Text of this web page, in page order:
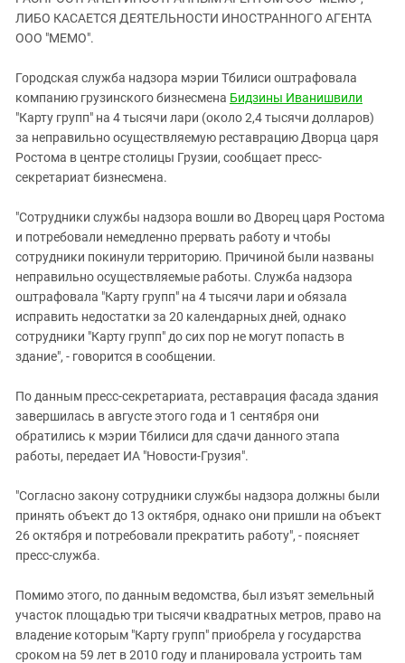
ЗАСТАВЛЯЕТ
ПРЕСЛЕДОВАНИЕ АКТИВИСТОВ
МОБИЛИЗАЦИЯ И ПРОТЕСТЫ
Дагестан
Ингушетия
Кабардино-Балкария
Калмыкия
Карачаево-Черкесия
Краснодарский край
Нагорный Карабах
Российская Федерация
Ростовская область
Северная Осетия - Алания
СКФО
Ставропольский край
Чечня
Южный Кавказ
ЮФО
ЛИБО КАСАЕТСЯ ДЕЯТЕЛЬНОСТИ ИНОСТРАННОГО АГЕНТА
ООО "МЕМО".
Городская служба надзора мэрии Тбилиси оштрафовала
компанию грузинского бизнесмена Бидзины Иванишвили
"Карту групп" на 4 тысячи лари (около 2,4 тысячи долларов)
за неправильно осуществляемую реставрацию Дворца царя
Ростома в центре столицы Грузии, сообщает пресс-
секретариат бизнесмена.
"Сотрудники службы надзора вошли во Дворец царя Ростома
и потребовали немедленно прервать работу и чтобы
сотрудники покинули территорию. Причиной были названы
неправильно осуществляемые работы. Служба надзора
оштрафовала "Карту групп" на 4 тысячи лари и обязала
исправить недостатки за 20 календарных дней, однако
сотрудники "Карту групп" до сих пор не могут попасть в
здание", - говорится в сообщении.
По данным пресс-секретариата, реставрация фасада здания
завершилась в августе этого года и 1 сентября они
обратились к мэрии Тбилиси для сдачи данного этапа
работы, передает ИА "Новости-Грузия".
"Согласно закону сотрудники службы надзора должны были
принять объект до 13 октября, однако они пришли на объект
26 октября и потребовали прекратить работу", - поясняет
пресс-служба.
Помимо этого, по данным ведомства, был изъят земельный
участок площадью три тысячи квадратных метров, право на
владение которым "Карту групп" приобрела у государства
сроком на 59 лет в 2010 году и планировала устроить там